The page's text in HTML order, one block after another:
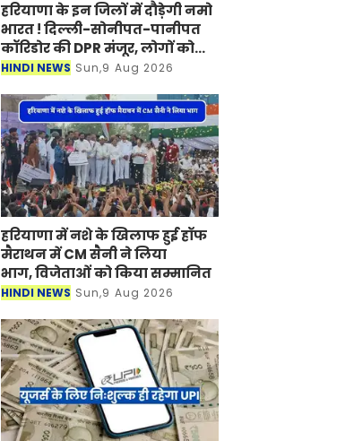
हरियाणा के इन जिलों में दौड़ेगी नमो
भारत ! दिल्ली-सोनीपत-पानीपत
कॉरिडोर की DPR मंजूर, लोगों को
मिलेगा बड़ा फायदा
HINDI NEWS Sun,9 Aug 2026
हरियाणा में नशे के खिलाफ हुई हॉफ
मैराथन में CM सैनी ने लिया
भाग, विजेताओं को किया सम्मानित
HINDI NEWS Sun,9 Aug 2026